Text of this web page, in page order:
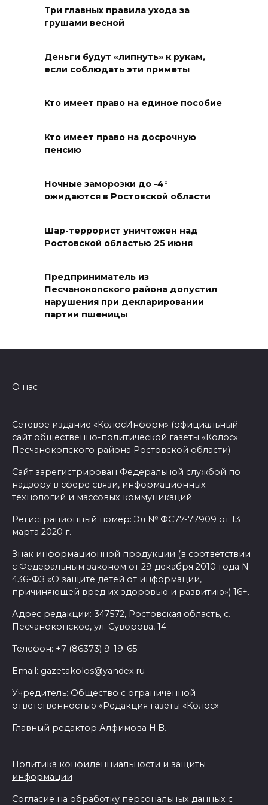
«Метеор» «Андрей Байков»
07 августа 2026 17:48
На Дону обсудили
взаимодействие участников
период ЕДГ-2026
07 августа 2026 17:14
В Ростове доходный дом
Емельяновых на Большой
специалисты
07 августа 2026 17:03
ВСЕ КАК ЕСТЬ. Исчезающая
Украина. Страна вдов и
сирот...
07 августа 2026 16:11
ремонтируют 2,85 км дороги к
07 августа 2026 15:50
Через 23 года Ростов может
стать городом с населением
под 2 млн человек
07 августа 2026 15:22
В Ростове на озере Лесном
утонул 43-летний мужчина
жары проезжую часть
федеральных трасс поливают
Три главных правила ухода за
грушами весной
Деньги будут «липнуть» к рукам,
если соблюдать эти приметы
Кто имеет право на единое пособие
Кто имеет право на досрочную
пенсию
Ночные заморозки до -4°
ожидаются в Ростовской области
Шар-террорист уничтожен над
Ростовской областью 25 июня
Предприниматель из
Песчанокопского района допустил
нарушения при декларировании
партии пшеницы
О нас
Сетевое издание «КолосИнформ» (официальный
сайт общественно-политической газеты «Колос»
Песчанокопского района Ростовской области)
Сайт зарегистрирован Федеральной службой по
надзору в сфере связи, информационных
технологий и массовых коммуникаций
Регистрационный номер: Эл № ФС77-77909 от 13
марта 2020 г.
Знак информационной продукции (в соответствии
с Федеральным законом от 29 декабря 2010 года N
436-ФЗ «О защите детей от информации,
причиняющей вред их здоровью и развитию») 16+.
Адрес редакции: 347572, Ростовская область, с.
Песчанокопское, ул. Суворова, 14.
Телефон: +7 (86373) 9-19-65
Email: gazetakolos@yandex.ru
Учредитель: Общество с ограниченной
ответственностью «Редакция газеты «Колос»
Главный редактор Алфимова Н.В.
Политика конфиденциальности и защиты
информации
Согласие на обработку персональных данных с